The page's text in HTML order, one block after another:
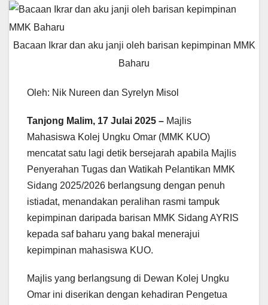
Bacaan Ikrar dan aku janji oleh barisan kepimpinan MMK
Baharu
Oleh: Nik Nureen dan Syrelyn Misol
Tanjong Malim, 17 Julai 2025 – Majlis
Mahasiswa Kolej Ungku Omar (MMK KUO)
mencatat satu lagi detik bersejarah apabila Majlis
Penyerahan Tugas dan Watikah Pelantikan MMK
Sidang 2025/2026 berlangsung dengan penuh
istiadat, menandakan peralihan rasmi tampuk
kepimpinan daripada barisan MMK Sidang AYRIS
kepada saf baharu yang bakal menerajui
kepimpinan mahasiswa KUO.
Majlis yang berlangsung di Dewan Kolej Ungku
Omar ini diserikan dengan kehadiran Pengetua